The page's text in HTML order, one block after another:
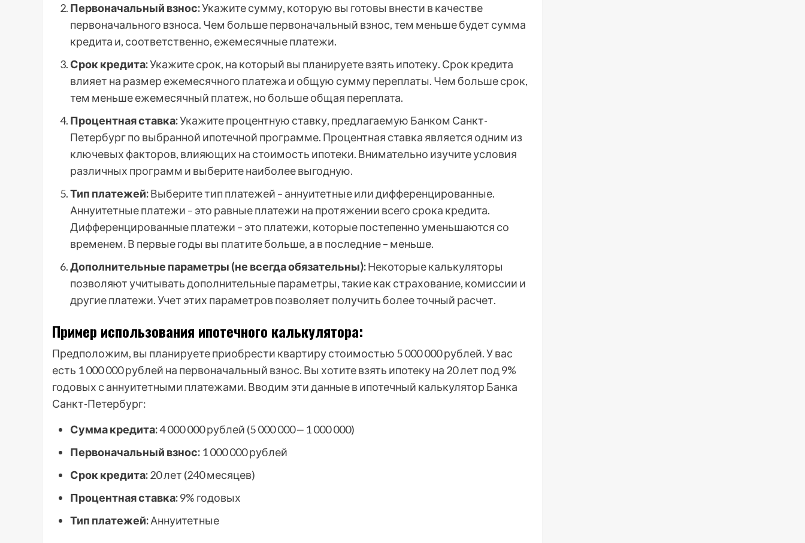
Первоначальный взнос:Укажите сумму, которую вы готовы внести в качестве
первоначального взноса. Чем больше первоначальный взнос, тем меньше будет сумма
кредита и, соответственно, ежемесячные платежи.
Срок кредита:Укажите срок, на который вы планируете взять ипотеку. Срок кредита
влияет на размер ежемесячного платежа и общую сумму переплаты. Чем больше срок,
тем меньше ежемесячный платеж, но больше общая переплата.
Процентная ставка:Укажите процентную ставку, предлагаемую Банком Санкт-
Петербург по выбранной ипотечной программе. Процентная ставка является одним из
ключевых факторов, влияющих на стоимость ипотеки. Внимательно изучите условия
различных программ и выберите наиболее выгодную.
Тип платежей:Выберите тип платежей – аннуитетные или дифференцированные.
Аннуитетные платежи – это равные платежи на протяжении всего срока кредита.
Дифференцированные платежи – это платежи, которые постепенно уменьшаются со
временем. В первые годы вы платите больше, а в последние – меньше.
Дополнительные параметры (не всегда обязательны):Некоторые калькуляторы
позволяют учитывать дополнительные параметры, такие как страхование, комиссии и
другие платежи. Учет этих параметров позволяет получить более точный расчет.
Пример использования ипотечного калькулятора:
Предположим, вы планируете приобрести квартиру стоимостью 5 000 000 рублей. У вас
есть 1 000 000 рублей на первоначальный взнос. Вы хотите взять ипотеку на 20 лет под 9%
годовых с аннуитетными платежами. Вводим эти данные в ипотечный калькулятор Банка
Санкт-Петербург:
Сумма кредита:4 000 000 рублей (5 000 000 ⎼ 1 000 000)
Первоначальный взнос: 1 000 000 рублей
Срок кредита:20 лет (240 месяцев)
Процентная ставка:9% годовых
Тип платежей:Аннуитетные